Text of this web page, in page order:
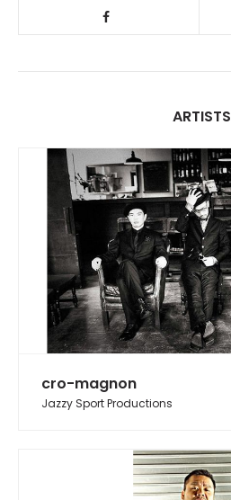
ARTISTS
cro-magnon
Jazzy Sport Productions